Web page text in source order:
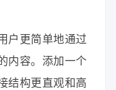
户更简单地通过
内容。添加一个
结构更直观和高